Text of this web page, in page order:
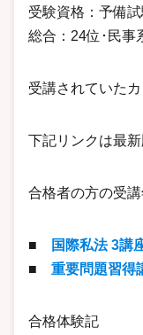
受験資格：予備
総合：24位･民事
受講されていた
下記リンクは最新
合格者の方の受講
■
国際私法 3講
■ 重要問題習得
合格体験記